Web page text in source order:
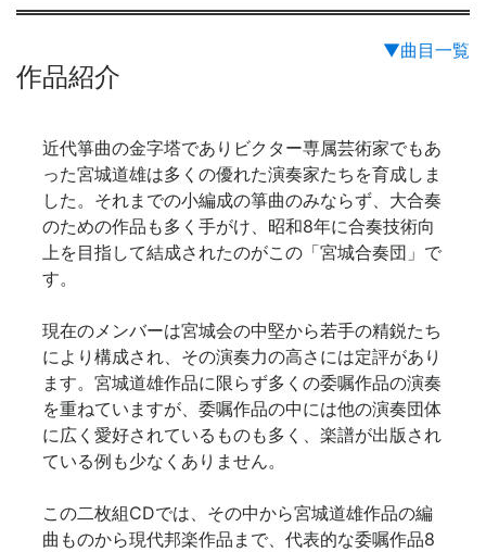
▼曲目一覧
作品紹介
近代箏曲の金字塔でありビクター専属芸術家でもあ
った宮城道雄は多くの優れた演奏家たちを育成しま
した。それまでの小編成の箏曲のみならず、大合奏
のための作品も多く手がけ、昭和8年に合奏技術向
上を目指して結成されたのがこの「宮城合奏団」で
す。
現在のメンバーは宮城会の中堅から若手の精鋭たち
により構成され、その演奏力の高さには定評があり
ます。宮城道雄作品に限らず多くの委嘱作品の演奏
を重ねていますが、委嘱作品の中には他の演奏団体
に広く愛好されているものも多く、楽譜が出版され
ている例も少なくありません。
この二枚組CDでは、その中から宮城道雄作品の編
曲ものから現代邦楽作品まで、代表的な委嘱作品8